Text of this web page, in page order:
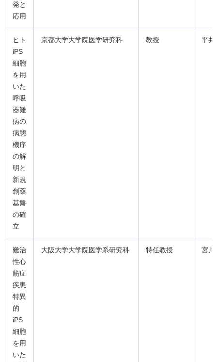
発と
応用
ヒト
iPS
細胞
を用
いた
呼吸
器難
病の
病態
機序
の解
明と
新規
創薬
基盤
の確
立
京都大学大学院医学研究科 教授 平
難治
性心
筋症
疾患
特異
的
iPS
細胞
を用
いた
大阪大学大学院医学系研究科 特任教授 宮